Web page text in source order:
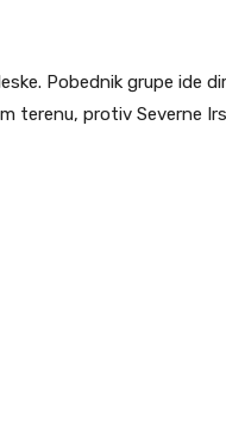
Pobednik grupe ide
terenu, protiv Severne